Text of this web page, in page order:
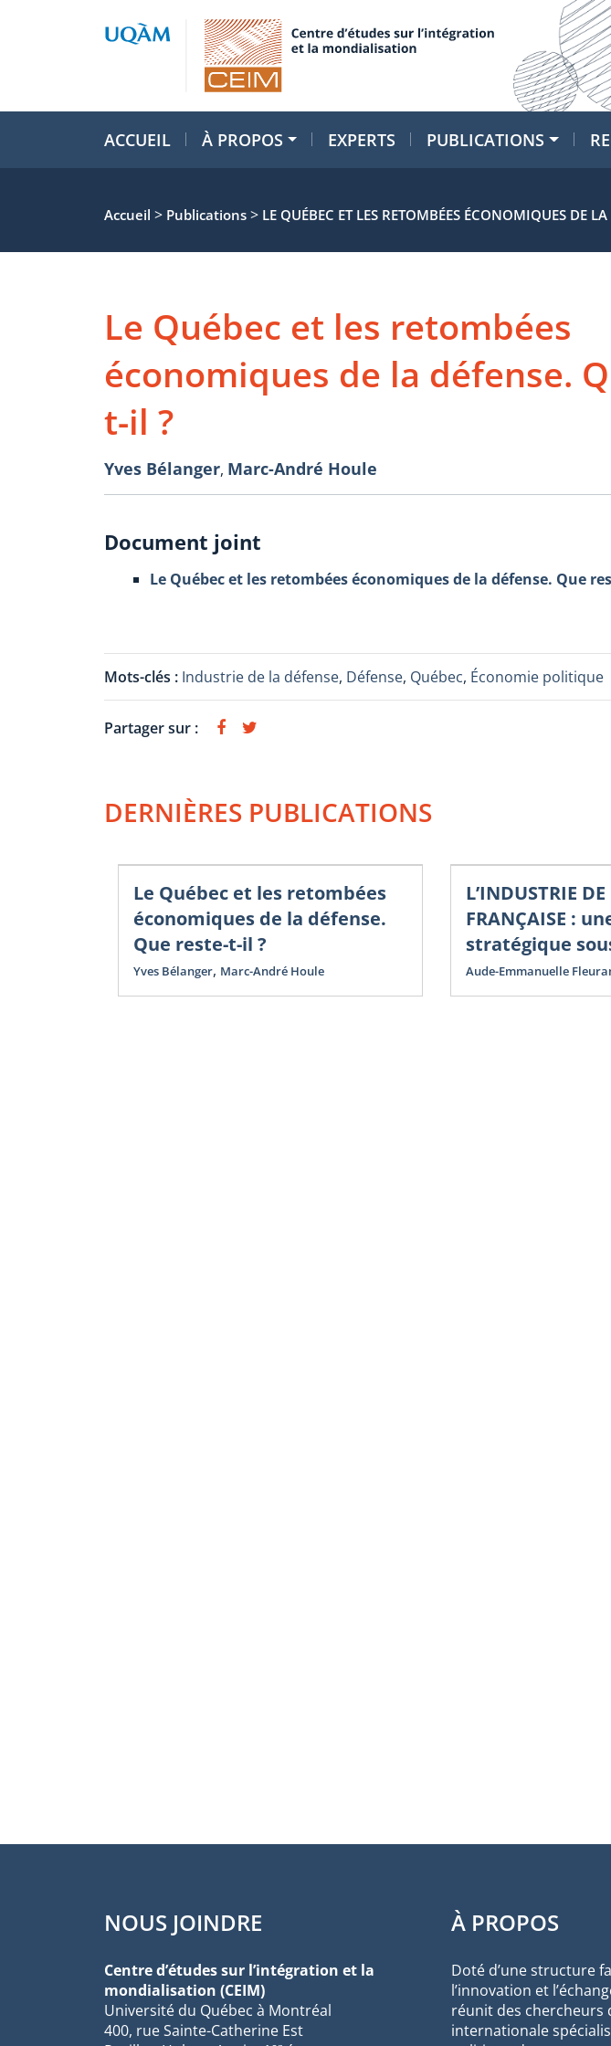
ACCUEIL À PROPOS EXPERTS PUBLICATIONS
Accueil > Publications > LE QUÉBEC ET LES RETOMBÉES ÉCONOMIQUES DE
Le Québec et les retombées
économiques de la défense.
t-il ?
Yves Bélanger, Marc-André Houle
Document joint
Le Québec et les retombées économiques de la défense. Que
Mots-clés : Industrie de la défense, Défense, Québec, Économie politique
Partager sur :
DERNIÈRES PUBLICATIONS
Le Québec et les retombées
économiques de la défense.
Que reste-t-il ?
Yves Bélanger, Marc-André Houle
L’INDUSTRIE DE
FRANÇAISE :
stratégique
Aude-Emmanuelle
NOUS JOINDRE
Centre d’études sur l’intégration et la
mondialisation (CEIM)
Université du Québec à Montréal
400, rue Sainte-Catherine Est
À PROPOS
Doté d’une structure
l’innovation et
réunit des chercheurs
internationale